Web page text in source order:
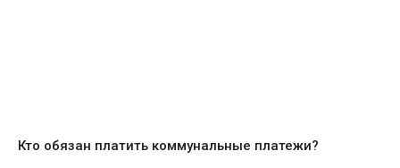
Кто обязан платить коммунальные платежи?